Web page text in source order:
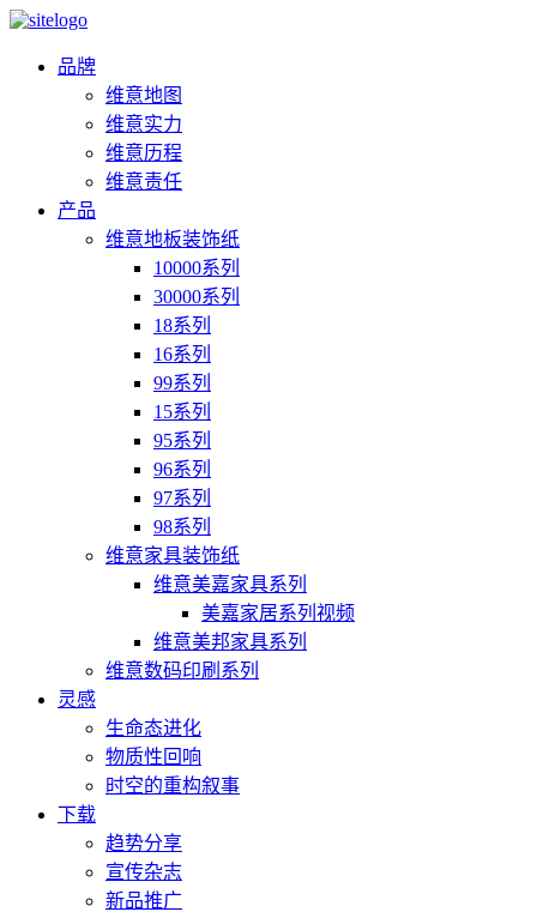
品牌
维意地图
维意实力
维意历程
维意责任
产品
维意地板装饰纸
10000系列
30000系列
18系列
16系列
99系列
15系列
95系列
96系列
97系列
98系列
维意家具装饰纸
维意美嘉家具系列
美嘉家居系列视频
维意美邦家具系列
维意数码印刷系列
灵感
生命态进化
物质性回响
时空的重构叙事
下载
趋势分享
宣传杂志
新品推广